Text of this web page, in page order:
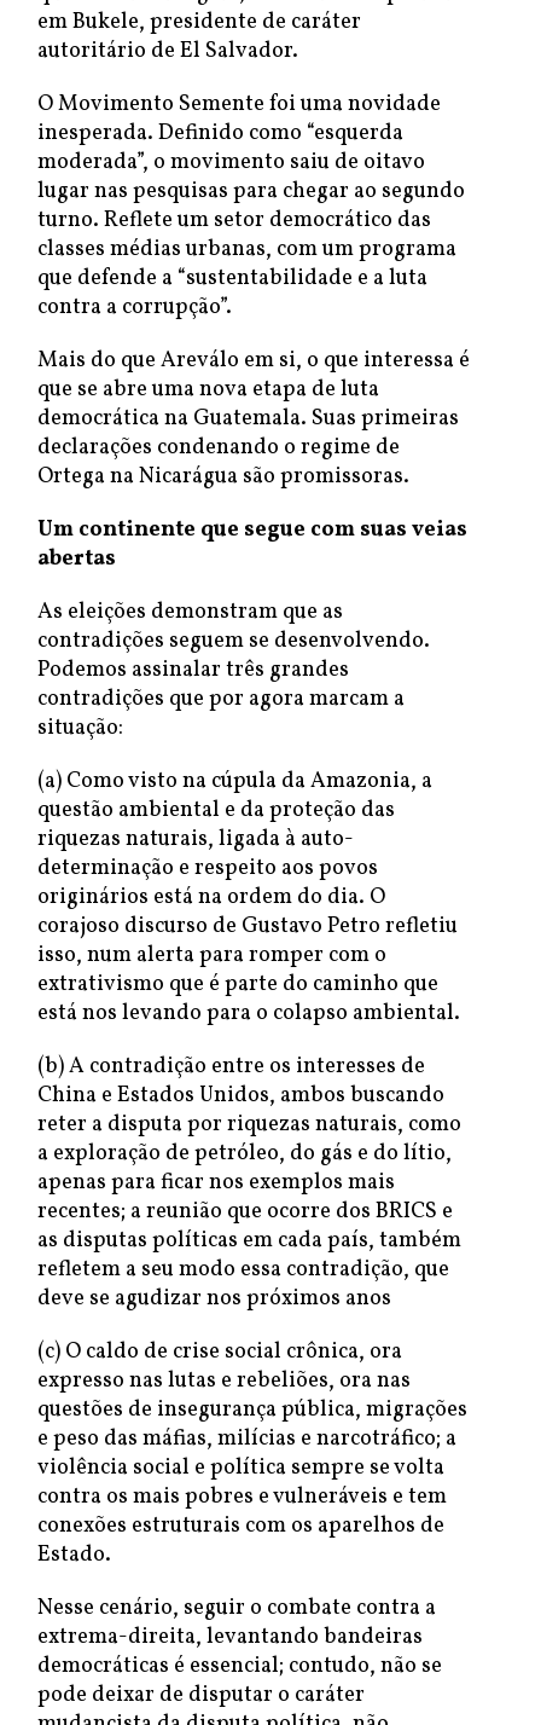
em Bukele, presidente de caráter
autoritário de El Salvador.
O Movimento Semente foi uma novidade
inesperada. Definido como “esquerda
moderada”, o movimento saiu de oitavo
lugar nas pesquisas para chegar ao segundo
turno. Reflete um setor democrático das
classes médias urbanas, com um programa
que defende a “sustentabilidade e a luta
contra a corrupção”.
Mais do que Areválo em si, o que interessa é
que se abre uma nova etapa de luta
democrática na Guatemala. Suas primeiras
declarações condenando o regime de
Ortega na Nicarágua são promissoras.
Um continente que segue com suas veias
abertas
As eleições demonstram que as
contradições seguem se desenvolvendo.
Podemos assinalar três grandes
contradições que por agora marcam a
situação:
(a) Como visto na cúpula da Amazonia, a
questão ambiental e da proteção das
riquezas naturais, ligada à auto-
determinação e respeito aos povos
originários está na ordem do dia. O
corajoso discurso de Gustavo Petro refletiu
isso, num alerta para romper com o
extrativismo que é parte do caminho que
está nos levando para o colapso ambiental.
(b) A contradição entre os interesses de
China e Estados Unidos, ambos buscando
reter a disputa por riquezas naturais, como
a exploração de petróleo, do gás e do lítio,
apenas para ficar nos exemplos mais
recentes; a reunião que ocorre dos BRICS e
as disputas políticas em cada país, também
refletem a seu modo essa contradição, que
deve se agudizar nos próximos anos
(c) O caldo de crise social crônica, ora
expresso nas lutas e rebeliões, ora nas
questões de insegurança pública, migrações
e peso das máfias, milícias e narcotráfico; a
violência social e política sempre se volta
contra os mais pobres e vulneráveis e tem
conexões estruturais com os aparelhos de
Estado.
Nesse cenário, seguir o combate contra a
extrema-direita, levantando bandeiras
democráticas é essencial; contudo, não se
pode deixar de disputar o caráter